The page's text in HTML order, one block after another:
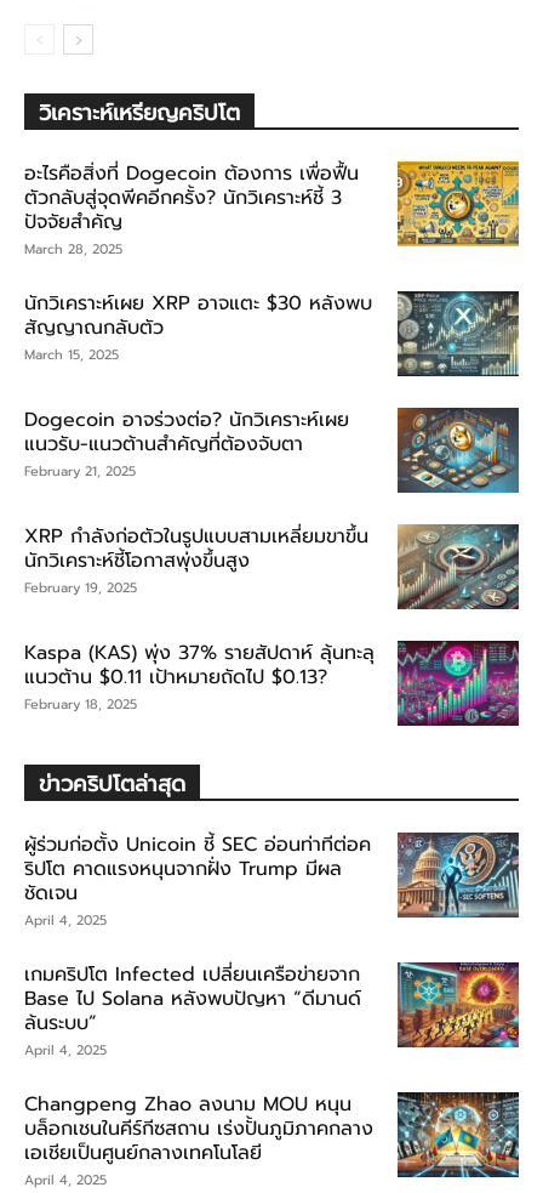
วิเคราะห์เหรียญคริปโต
อะไรคือสิ่งที่ Dogecoin ต้องการ เพื่อฟื้น
ตัวกลับสู่จุดพีคอีกครั้ง? นักวิเคราะห์ชี้ 3
ปัจจัยสำคัญ
March 28, 2025
นักวิเคราะห์เผย XRP อาจแตะ $30 หลังพบ
สัญญาณกลับตัว
March 15, 2025
Dogecoin อาจร่วงต่อ? นักวิเคราะห์เผย
แนวรับ-แนวต้านสำคัญที่ต้องจับตา
February 21, 2025
XRP กำลังก่อตัวในรูปแบบสามเหลี่ยมขาขึ้น
นักวิเคราะห์ชี้โอกาสพุ่งขึ้นสูง
February 19, 2025
Kaspa (KAS) พุ่ง 37% รายสัปดาห์ ลุ้นทะลุ
แนวต้าน $0.11 เป้าหมายถัดไป $0.13?
February 18, 2025
ข่าวคริปโตล่าสุด
ผู้ร่วมก่อตั้ง Unicoin ชี้ SEC อ่อนท่าทีต่อค
ริปโต คาดแรงหนุนจากฝั่ง Trump มีผล
ชัดเจน
April 4, 2025
เกมคริปโต Infected เปลี่ยนเครือข่ายจาก
Base ไป Solana หลังพบปัญหา “ดีมานด์
ล้นระบบ”
April 4, 2025
Changpeng Zhao ลงนาม MOU หนุน
บล็อกเชนในคีร์กีซสถาน เร่งปั้นภูมิภาคกลาง
เอเชียเป็นศูนย์กลางเทคโนโลยี
April 4, 2025